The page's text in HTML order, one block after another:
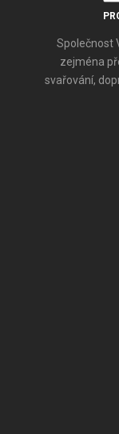
Společnost
zejména
svařování,